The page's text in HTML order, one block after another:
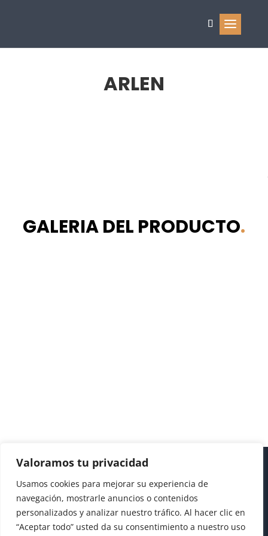
Valoramos tu privacidad
Usamos cookies para mejorar su experiencia de
navegación, mostrarle anuncios o contenidos
personalizados y analizar nuestro tráfico. Al hacer clic en
“Aceptar todo” usted da su consentimiento a nuestro uso
ARLEN
GALERIA DEL PRODUCTO.